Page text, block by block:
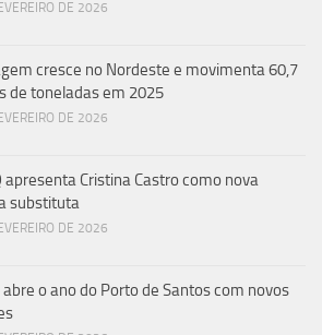
DE 2026
cresce no Nordeste e movimenta 60,7
de toneladas em 2025
DE 2026
apresenta Cristina Castro como nova
substituta
DE 2026
abre o ano do Porto de Santos com novos